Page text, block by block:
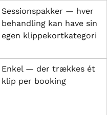
Sessionspakker — hver
behandling kan have sin
egen klippekortkategori
Enkel — der trækkes ét
klip per booking